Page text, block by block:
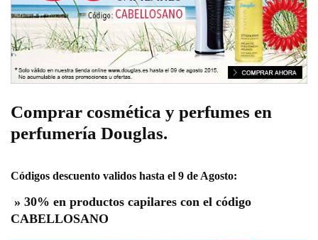
Comprar cosmética y perfumes en
perfumería Douglas.
Códigos descuento validos hasta el 9 de Agosto:
» 30% en productos capilares con el código
CABELLOSANO